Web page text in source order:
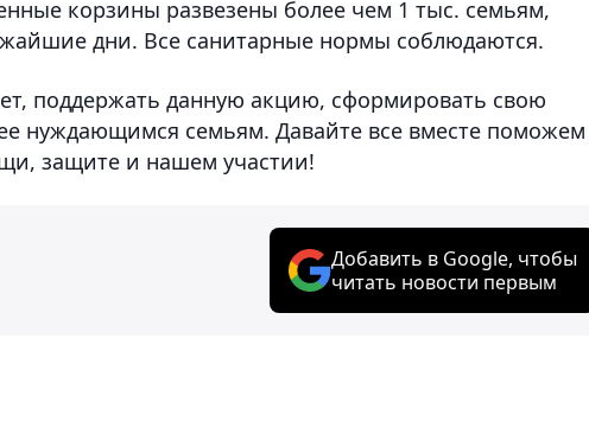
корзины развезены более чем 1 тыс. семьям,
дни. Все санитарные нормы соблюдаются.
поддержать данную акцию, сформировать свою
нуждающимся семьям. Давайте все вместе поможем
защите и нашем участии!
Добавить в Google, чтобы
читать новости первым